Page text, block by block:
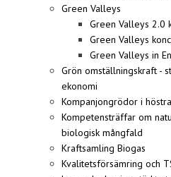
Green Valleys
Green Valleys 2.0
Green Valleys
Green Valleys in
Grön omställningskraft -
ekonomi
Kompanjongrödor i
Kompetensträffar om
biologisk mångfald
Kraftsamling Biogas
Kvalitetsförsämring och